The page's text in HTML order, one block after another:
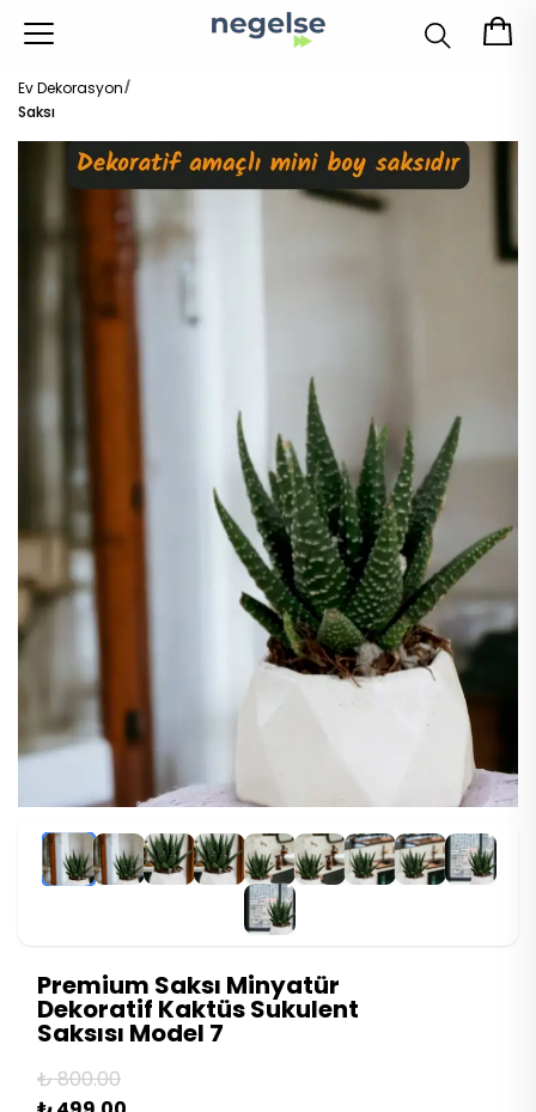
Ev Dekorasyon
Saksı
Premium Saksı Minyatür
Dekoratif Kaktüs Sukulent
Saksısı Model 7
₺ 800.00